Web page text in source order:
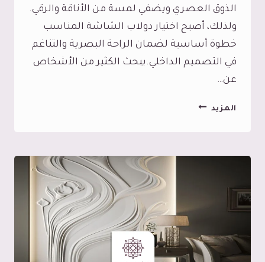
الذوق العصري ويضفي لمسة من الأناقة والرقي.
ولذلك، أصبح اختيار دولاب الشاشة المناسب
خطوة أساسية لضمان الراحة البصرية والتناغم
في التصميم الداخلي.يبحث الكثير من الأشخاص
عن…
المزيددواليب
وظيفية
رفوف